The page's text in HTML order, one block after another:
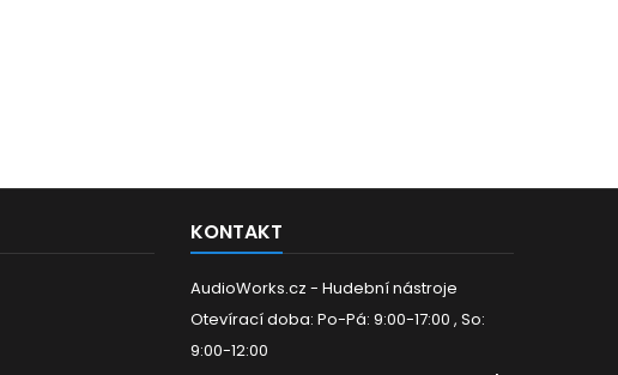
KONTAKT
AudioWorks.cz - Hudební nástroje
Otevírací doba: Po-Pá: 9:00-17:00 , So:
9:00-12:00